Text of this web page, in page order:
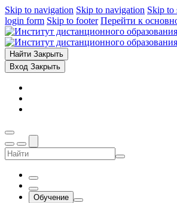
Skip to navigation Skip to navigation Skip to
login form Skip to footer Перейти к
Найти Закрыть
Вход Закрыть
Обучение